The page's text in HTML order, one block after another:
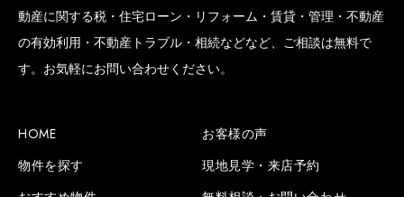
動産に関する税・住宅ローン・リフォーム・賃貸・管理・不動産
の有効利用・不動産トラブル・相続などなど、ご相談は無料で
す。お気軽にお問い合わせください。
HOME
物件を探す
お客様の声
現地見学・来店予約